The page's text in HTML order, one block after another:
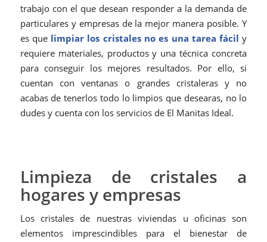
trabajo con el que desean responder a la demanda de
particulares y empresas de la mejor manera posible. Y
es que limpiar los cristales no es una tarea fácil y
requiere materiales, productos y una técnica concreta
para conseguir los mejores resultados. Por ello, si
cuentan con ventanas o grandes cristaleras y no
acabas de tenerlos todo lo limpios que desearas, no lo
dudes y cuenta con los servicios de El Manitas Ideal.
Limpieza de cristales a
hogares y empresas
Los cristales de nuestras viviendas u oficinas son
elementos imprescindibles para el bienestar de